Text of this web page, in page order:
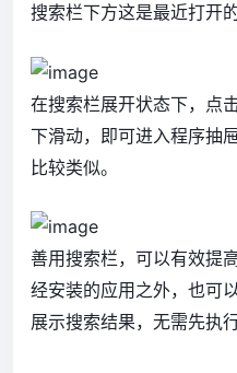
搜索栏下方这是最近打开
在搜索栏展开状态下，点
下滑动，即可进入程序抽
比较类似。
善用搜索栏，可以有效提
经安装的应用之外，也可
展示搜索结果，无需先执